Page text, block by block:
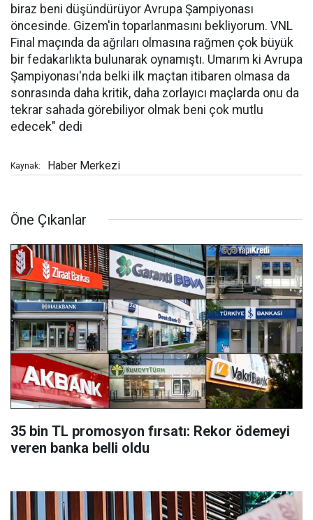
biraz beni düşündürüyor Avrupa Şampiyonası
öncesinde. Gizem'in toparlanmasını bekliyorum. VNL
Final maçında da ağrıları olmasına rağmen çok büyük
bir fedakarlıkta bulunarak oynamıştı. Umarım ki Avrupa
Şampiyonası'nda belki ilk maçtan itibaren olmasa da
sonrasında daha kritik, daha zorlayıcı maçlarda onu da
tekrar sahada görebiliyor olmak beni çok mutlu
edecek" dedi
Kaynak: Haber Merkezi
Öne Çıkanlar
35 bin TL promosyon fırsatı: Rekor ödemeyi
veren banka belli oldu